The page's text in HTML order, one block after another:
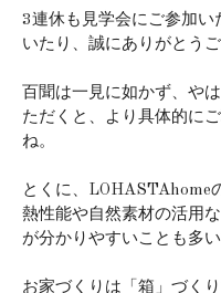
3連休も見学会にご参加い
いたり、誠にありがとうご
百聞は一見に如かず、や
ただくと、より具体的に
ね。
とくに、LOHASTAhome
熱性能や自然素材の活用
が分かりやすいことも多い
お家づくりは「箱」づく